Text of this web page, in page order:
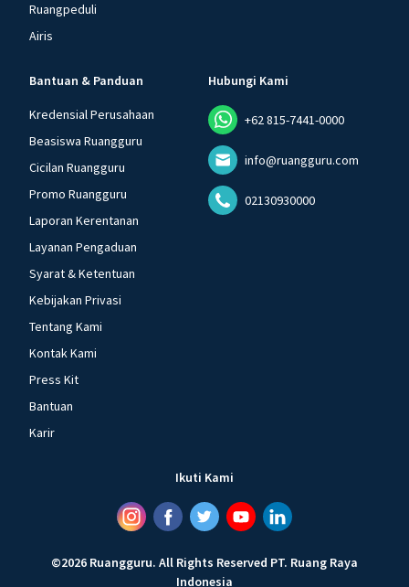
Ruangpeduli
Airis
Bantuan & Panduan
Kredensial Perusahaan
Beasiswa Ruangguru
Cicilan Ruangguru
Promo Ruangguru
Laporan Kerentanan
Layanan Pengaduan
Syarat & Ketentuan
Kebijakan Privasi
Tentang Kami
Kontak Kami
Press Kit
Bantuan
Karir
Hubungi Kami
+62 815-7441-0000
info@ruangguru.com
02130930000
Ikuti Kami
©2026 Ruangguru. All Rights Reserved PT. Ruang Raya
Indonesia